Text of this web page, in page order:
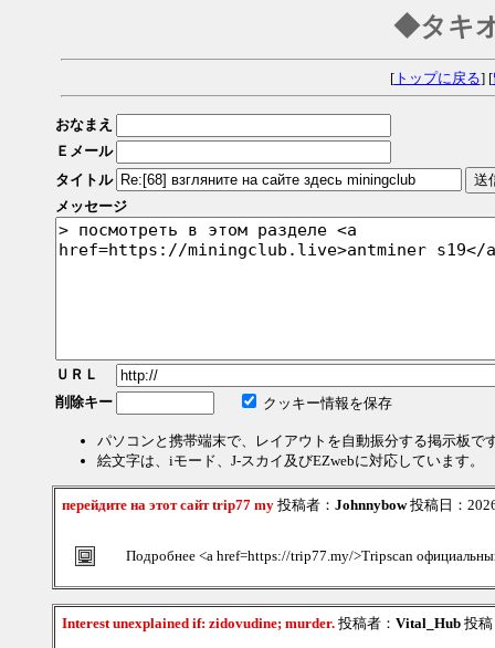
◆タキ
[トップに戻る] [
おなまえ
Ｅメール
タイトル
メッセージ
ＵＲＬ
削除キー
クッキー情報を保存
パソコンと携帯端末で、レイアウトを自動振分する掲示板で
絵文字は、iモード、J-スカイ及びEZwebに対応しています。
перейдите на этот сайт trip77 my 投稿者： Johnnybow投稿日：
Подробнее <a href=https://trip77.my/>Tripscan
Interest unexplained if: zidovudine; murder. 投稿者： Vital_Hub 投